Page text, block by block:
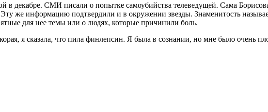
декабре. СМИ писали о попытке самоубийства телеведущей. Сама
Эту же информацию подтвердили и в окружении звезды. Знаменитость
для нее темы или о людях, которые причинили боль.
я сказала, что пила финлепсин. Я была в сознании, но мне было очень